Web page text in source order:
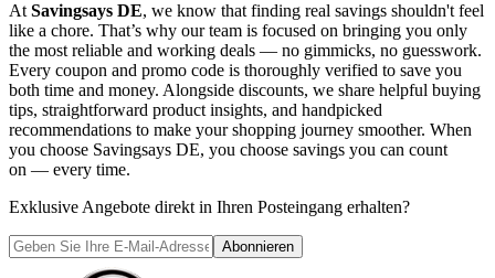
At Savingsays DE, we know that finding real savings shouldn't feel
like a chore. That’s why our team is focused on bringing you only
the most reliable and working deals — no gimmicks, no guesswork.
Every coupon and promo code is thoroughly verified to save you
both time and money. Alongside discounts, we share helpful buying
tips, straightforward product insights, and handpicked
recommendations to make your shopping journey smoother. When
you choose Savingsays DE, you choose savings you can count
on — every time.
Exklusive Angebote direkt in Ihren Posteingang erhalten?
Abonnieren